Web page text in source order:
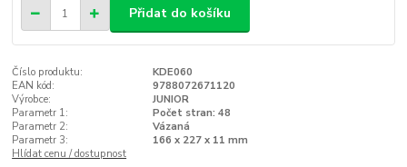
Přidat do košíku
Číslo produktu:
KDE060
EAN kód:
9788072671120
Výrobce:
JUNIOR
Parametr 1:
Počet stran: 48
Parametr 2:
Vázaná
Parametr 3:
166 x 227 x 11 mm
Hlídat cenu / dostupnost